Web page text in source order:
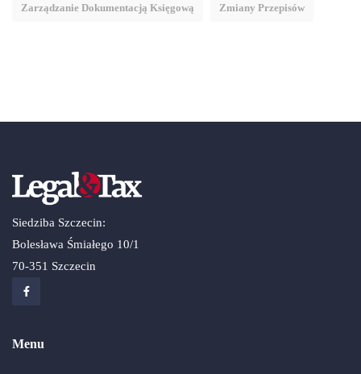
Zarządzanie Dokumentacją Księgową Zmiany Przepisów
Siedziba Szczecin:
Bolesława Śmiałego 10/1
70-351 Szczecin
Menu